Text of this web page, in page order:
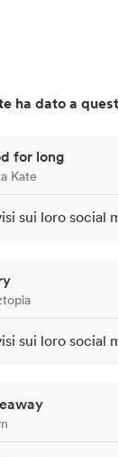
ha dato a
for long
Kate
sui loro social
sui loro social